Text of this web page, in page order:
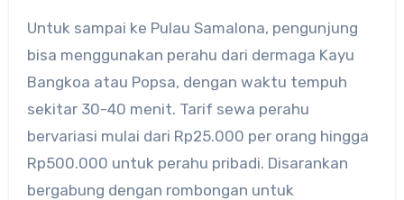
Untuk sampai ke Pulau Samalona, pengunjung
bisa menggunakan perahu dari dermaga Kayu
Bangkoa atau Popsa, dengan waktu tempuh
sekitar 30-40 menit. Tarif sewa perahu
bervariasi mulai dari Rp25.000 per orang hingga
Rp500.000 untuk perahu pribadi. Disarankan
bergabung dengan rombongan untuk